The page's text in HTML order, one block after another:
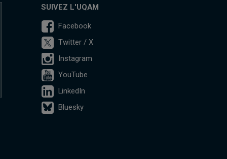
SUIVEZ L'UQAM
Facebook
Twitter / X
Instagram
YouTube
LinkedIn
Bluesky